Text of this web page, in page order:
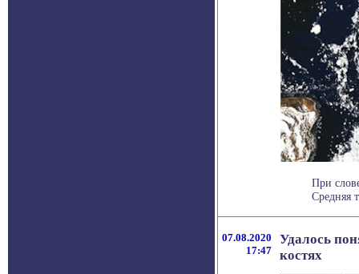
При
Средняя
07.08.2020
17:47
Удалось
костях